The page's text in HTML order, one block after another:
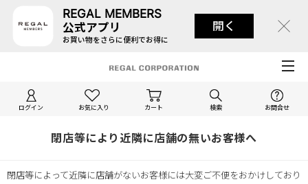
REGAL MEMBERS
公式アプリ
お買い物をさらに便利でお得に
開く
ログイン お気に入り カート 検索 お問合せ
閉店等により近隣に店舗の無いお客様へ
閉店等によって近隣に店舗がないお客様には大変ご不便をおかけしており